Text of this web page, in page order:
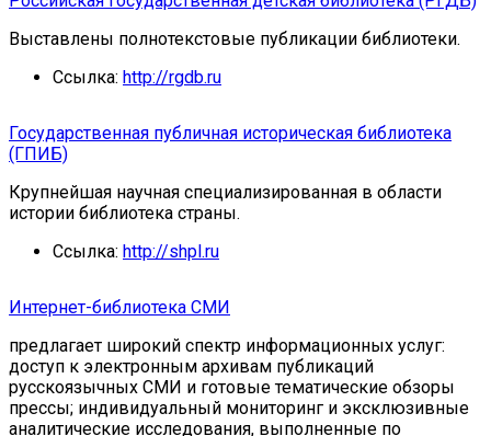
Выставлены полнотекстовые публикации библиотеки.
Ссылка: http://rgdb.ru
Государственная публичная историческая библиотека
(ГПИБ)
Крупнейшая научная специализированная в области
истории библиотека страны.
Ссылка: http://shpl.ru
Интернет-библиотека СМИ
предлагает широкий спектр информационных услуг:
доступ к электронным архивам публикаций
русскоязычных СМИ и готовые тематические обзоры
прессы; индивидуальный мониторинг и эксклюзивные
аналитические исследования, выполненные по